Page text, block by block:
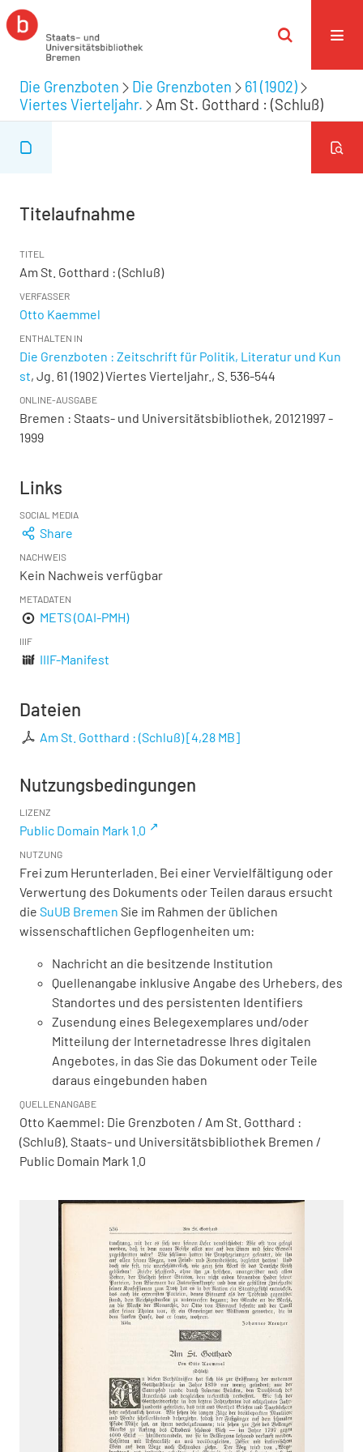
Die Grenzboten Die Grenzboten
61 (1902)
Viertes Vierteljahr.
Am St. Gotthard : (Schluß)
Titelaufnahme
TITEL
Am St. Gotthard : (Schluß)
VERFASSER
Otto Kaemmel
ENTHALTEN IN
Die Grenzboten : Zeitschrift für Politik, Literatur und Kun
st, Jg. 61 (1902) Viertes Vierteljahr., S. 536-544
ONLINE-AUSGABE
Bremen : Staats- und Universitätsbibliothek, 20121997 -
1999
Links
SOCIAL MEDIA
Share
NACHWEIS
Kein Nachweis verfügbar
METADATEN
METS (OAI-PMH)
IIIF
IIIF-Manifest
Dateien
Am St. Gotthard : (Schluß)[4,28 MB]
Nutzungsbedingungen
LIZENZ
Public Domain Mark 1.0
NUTZUNG
Frei zum Herunterladen. Bei einer Vervielfältigung oder
Verwertung des Dokuments oder Teilen daraus ersucht
die SuUB Bremen Sie im Rahmen der üblichen
wissenschaftlichen Gepflogenheiten um:
Nachricht an die besitzende Institution
Quellenangabe inklusive Angabe des Urhebers, des
Standortes und des persistenten Identifiers
Zusendung eines Belegexemplares und/oder
Mitteilung der Internetadresse Ihres digitalen
Angebotes, in das Sie das Dokument oder Teile
daraus eingebunden haben
QUELLENANGABE
Otto Kaemmel: Die Grenzboten / Am St. Gotthard :
(Schluß). Staats- und Universitätsbibliothek Bremen /
Public Domain Mark 1.0